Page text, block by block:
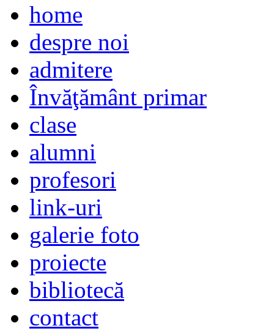
home
despre noi
admitere
Învăţământ primar
clase
alumni
profesori
link-uri
galerie foto
proiecte
bibliotecă
contact